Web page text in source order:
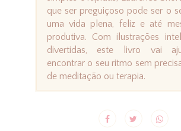
que ser preguiçoso pode ser o
uma vida plena, feliz e até
produtiva. Com ilustrações
divertidas, este livro vai
encontrar o seu ritmo sem
de meditação ou terapia.